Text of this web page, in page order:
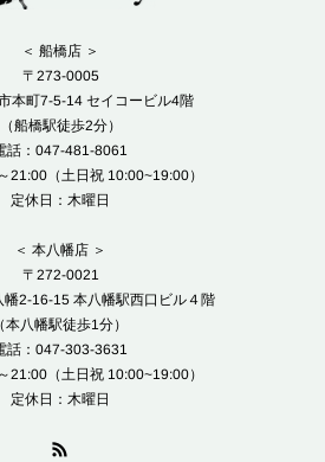
＜ 船橋店 ＞
〒273-0005
本町7-5-14 セイコービル4階
（船橋駅徒歩2分）
話：047-481-8061
21:00（土日祝 10:00~19:00）
定休日：木曜日
＜ 本八幡店 ＞
〒272-0021
幡2-16-15 本八幡駅西口ビル４階
（本八幡駅徒歩1分）
話：047-303-3631
21:00（土日祝 10:00~19:00）
定休日：木曜日